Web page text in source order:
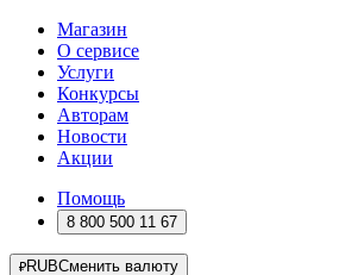
Магазин
О сервисе
Услуги
Конкурсы
Авторам
Новости
Акции
Помощь
8 800 500 11 67
RUBСменить валюту